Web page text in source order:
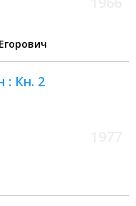
: Кн. 2